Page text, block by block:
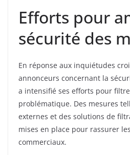
Efforts pour
sécurité des
En réponse aux inquiétudes
annonceurs concernant la
a intensifié ses efforts pour
problématique. Des mesures
externes et des solutions de
mises en place pour rassurer
commerciaux.